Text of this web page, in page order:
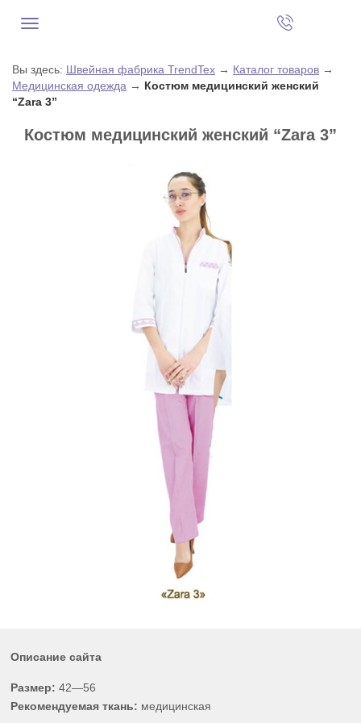
Вы здесь: Швейная фабрика TrendTex → Каталог товаров →
Медицинская одежда → Костюм медицинский женский
“Zara 3”
Костюм медицинский женский “Zara 3”
Описание сайта
Размер:42—56
Рекомендуемая ткань: медицинская